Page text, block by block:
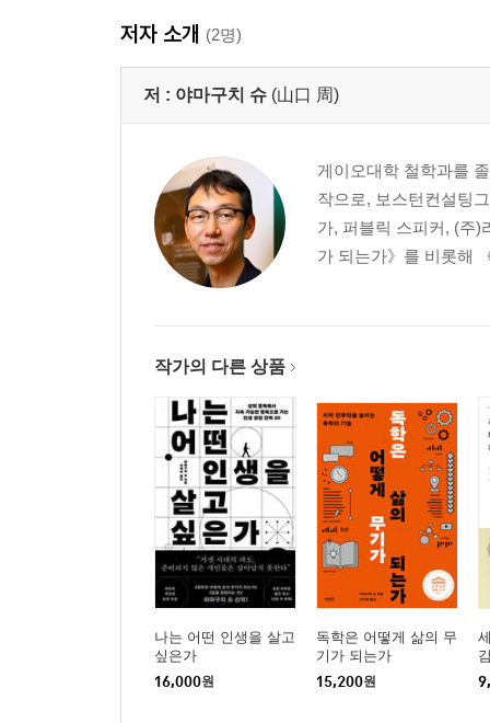
저자 소개 (2명)
저 : 야마구치 슈 (山口 周)
게이오대학 철학과를
작으로, 보스턴컨설팅
가, 퍼블릭 스피커, (주)
가 되는가》를 비롯해
작가의 다른 상품
나는 어떤 인생을 살고
싶은가
16,000원
독학은 어떻게 삶의 무
기가 되는가
15,200원